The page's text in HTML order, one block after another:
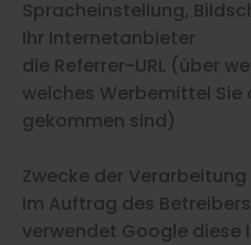
Spracheinstellung,
Ihr Internetanbieter
die Referrer-URL (über
welches Werbemittel
gekommen sind)
Zwecke der Verarbeitung
Im Auftrag des
verwendet Google diese